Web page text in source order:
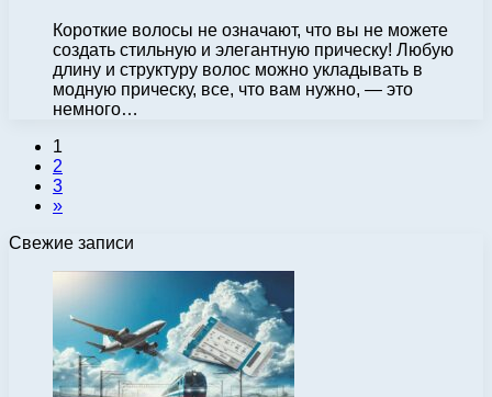
Короткие волосы не означают, что вы не можете
создать стильную и элегантную прическу! Любую
длину и структуру волос можно укладывать в
модную прическу, все, что вам нужно, — это
немного…
1
2
3
»
Свежие записи